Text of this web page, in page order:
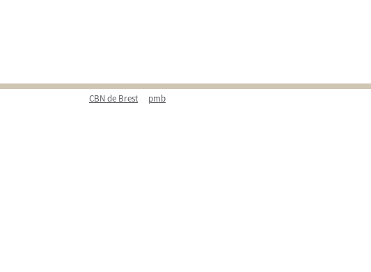
CBN de Brest pmb